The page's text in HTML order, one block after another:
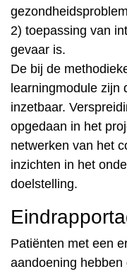
2) toepassing van
gevaar is.
De bij de
learningmodule zijn
inzetbaar.
opgedaan in het
netwerken van het
inzichten in het
doelstelling.
Patiënten met een
aandoening